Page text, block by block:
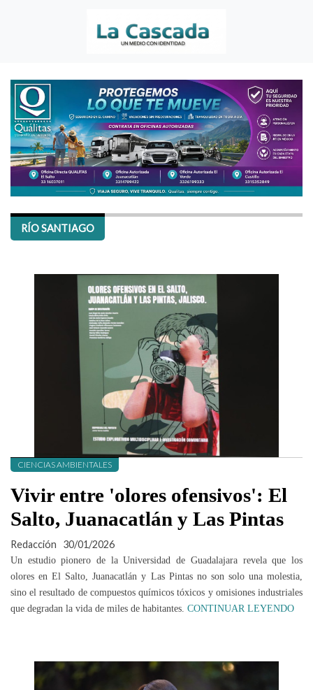
RÍO SANTIAGO
CIENCIAS AMBIENTALES
Vivir entre 'olores ofensivos': El
Salto, Juanacatlán y Las Pintas
Redacción 30/01/2026
Un estudio pionero de la Universidad de Guadalajara revela que los
olores en El Salto, Juanacatlán y Las Pintas no son solo una molestia,
sino el resultado de compuestos químicos tóxicos y omisiones industriales
que degradan la vida de miles de habitantes. CONTINUAR LEYENDO